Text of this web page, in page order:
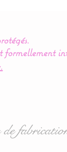
formellement
de